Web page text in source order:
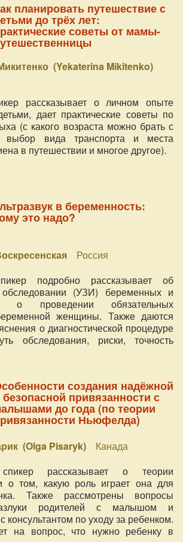
планировать путешествие с
до трёх лет:
советы от мамы-
(Yekaterina Mikitenko)
рассказывает о личном опыте
дает практические советы по
(с какого возраста можно брать с
выбор вида транспорта и места
в путешествии и многое другое).
в беременность:
это надо?
Россия
подробно рассказывает об
обследовании (УЗИ) беременных и
о проведении обязательных
женщины. Также даются
о диагностической процедуре
обследования, риски, точность
создания надёжной
безопасной привязанности с
до года (по теории
Ньюфелда)
(Olga Pisaryk)
Канада
рассказывает о теории
о том, какую роль играет она для
Также рассмотрены вопросы
родителей с малышом и
консультантом по уходу за ребенком.
на вопрос, что нужно ребенку в